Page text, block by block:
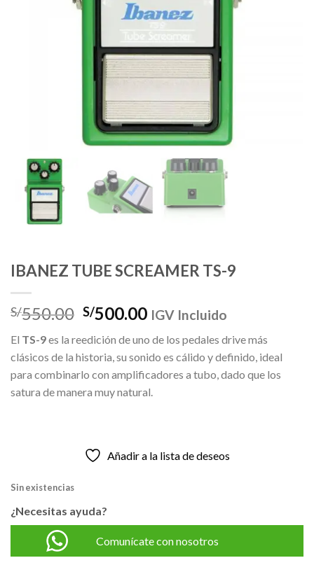
IBANEZ TUBE SCREAMER TS-9
S/550.00 El
original
era:
S/550.00.
S/500.00El
actual
es:
S/500.00.
IGV Incluido
El TS-9es la reedición de uno de los pedales drive más
clásicos de la historia, su sonido es cálido y definido, ideal
para combinarlo con amplificadores a tubo, dado que los
satura de manera muy natural.
Añadir a la lista de deseos
Sin existencias
¿Necesitas ayuda?
Comunícate con nosotros